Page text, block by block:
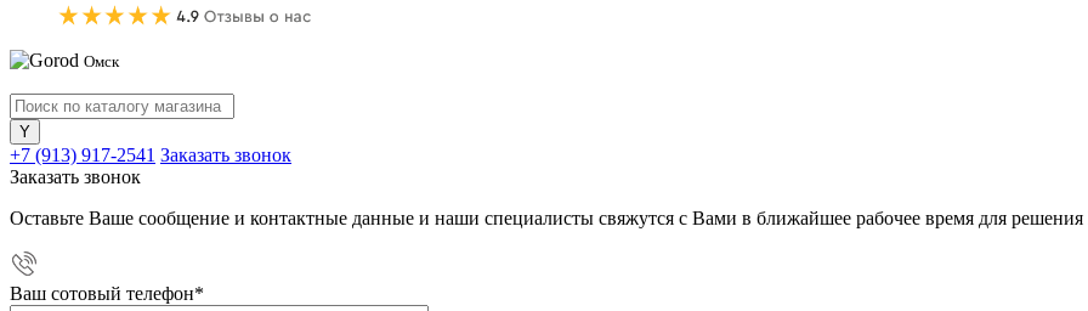
Омск
+7 (913) 917-2541 Заказать звонок
Заказать звонок
Оставьте Ваше сообщение и контактные данные и наши специалисты свяжутся с Вами в ближайшее рабочее время для
Ваш сотовый телефон*